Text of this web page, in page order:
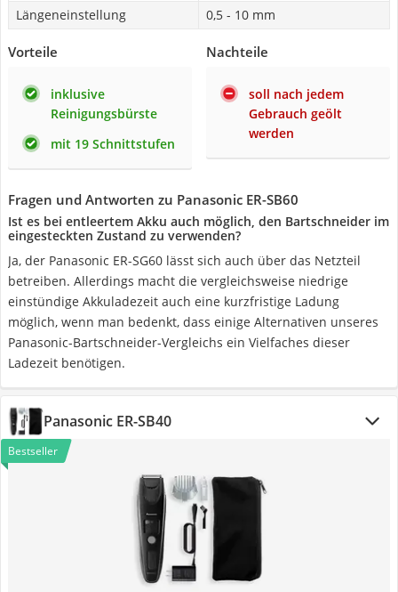
Längeneinstellung
0,5 - 10 mm
Vorteile
inklusive
Reinigungsbürste
mit 19 Schnittstufen
Nachteile
soll nach jedem
Gebrauch geölt
werden
Fragen und Antworten zu Panasonic ER-SB60
Ist es bei entleertem Akku auch möglich, den Bartschneider im
eingesteckten Zustand zu verwenden?
Ja, der Panasonic ER-SG60 lässt sich auch über das Netzteil
betreiben. Allerdings macht die vergleichsweise niedrige
einstündige Akkuladezeit auch eine kurzfristige Ladung
möglich, wenn man bedenkt, dass einige Alternativen unseres
Panasonic-Bartschneider-Vergleichs ein Vielfaches dieser
Ladezeit benötigen.
Panasonic ER-SB40
Bestseller